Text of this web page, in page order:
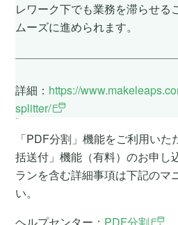
レワーク下でも業務を滞らせる
ムーズに進められます。
詳細： https://
splitter/
ご利用方法
「PDF分割」機能をご利用い
括送付」機能（有料）のお申し
ランを含む詳細事項は下記のマ
い。